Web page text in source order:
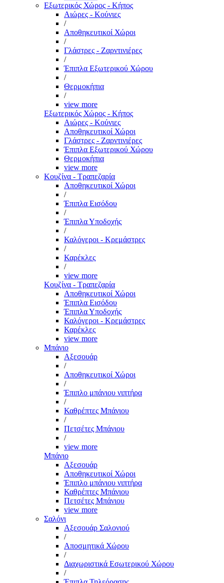
Εξωτερικός Χώρος - Κήπος
Αιώρες - Κούνιες
/
Αποθηκευτικοί Χώροι
/
Γλάστρες - Ζαρντινιέρες
/
Έπιπλα Εξωτερικού Χώρου
/
Θερμοκήπια
/
view more
Εξωτερικός Χώρος - Κήπος
Αιώρες - Κούνιες
Αποθηκευτικοί Χώροι
Γλάστρες - Ζαρντινιέρες
Έπιπλα Εξωτερικού Χώρου
Θερμοκήπια
view more
Κουζίνα - Τραπεζαρία
Αποθηκευτικοί Χώροι
/
Έπιπλα Εισόδου
/
Έπιπλα Υποδοχής
/
Καλόγεροι - Κρεμάστρες
/
Καρέκλες
/
view more
Κουζίνα - Τραπεζαρία
Αποθηκευτικοί Χώροι
Έπιπλα Εισόδου
Έπιπλα Υποδοχής
Καλόγεροι - Κρεμάστρες
Καρέκλες
view more
Μπάνιο
Αξεσουάρ
/
Αποθηκευτικοί Χώροι
/
Έπιπλο μπάνιου νιπτήρα
/
Καθρέπτες Μπάνιου
/
Πετσέτες Μπάνιου
/
view more
Μπάνιο
Αξεσουάρ
Αποθηκευτικοί Χώροι
Έπιπλο μπάνιου νιπτήρα
Καθρέπτες Μπάνιου
Πετσέτες Μπάνιου
view more
Σαλόνι
Αξεσουάρ Σαλονιού
/
Αποσμητικά Χώρου
/
Διαχωριστικά Εσωτερικού Χώρου
/